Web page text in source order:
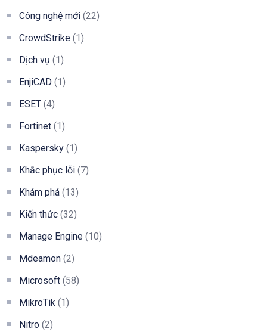
Công nghệ mới (22)
CrowdStrike (1)
Dịch vụ (1)
EnjiCAD (1)
ESET (4)
Fortinet (1)
Kaspersky (1)
Khắc phục lỗi (7)
Khám phá (13)
Kiến thức (32)
Manage Engine (10)
Mdeamon (2)
Microsoft (58)
MikroTik (1)
Nitro (2)